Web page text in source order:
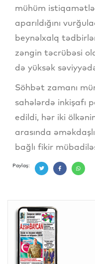
mühüm
aparıldığını
beynəlxalq
zəngin təcrübəsi
də yüksək
Söhbət zamanı
sahələrdə inkişafı
edildi, hər iki
arasında
bağlı fikir
Paylaş: